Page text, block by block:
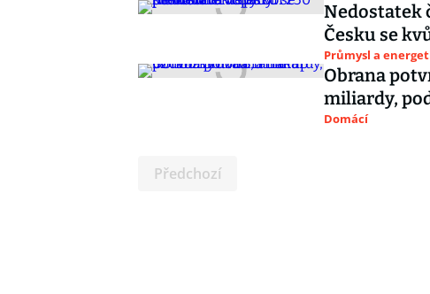
Nedostatek
Česku se
Průmysl a
Obrana
miliardy,
Domácí
Předchozí